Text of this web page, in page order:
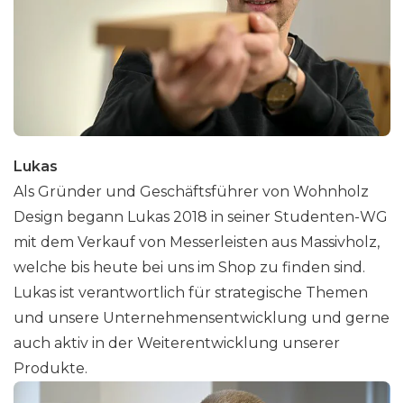
Lukas
Als Gründer und Geschäftsführer von Wohnholz
Design begann Lukas 2018 in seiner Studenten-WG
mit dem Verkauf von Messerleisten aus Massivholz,
welche bis heute bei uns im Shop zu finden sind.
Lukas ist verantwortlich für strategische Themen
und unsere Unternehmensentwicklung und gerne
auch aktiv in der Weiterentwicklung unserer
Produkte.